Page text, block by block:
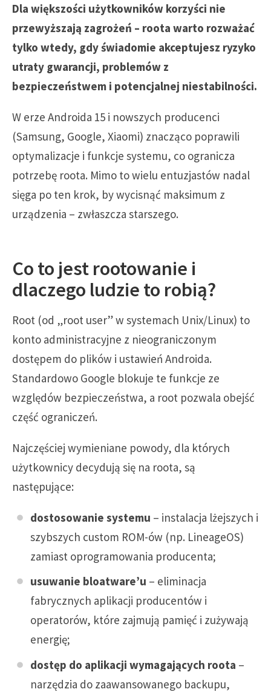
Dla większości użytkowników korzyści nie
przewyższają zagrożeń – roota warto rozważać
tylko wtedy, gdy świadomie akceptujesz ryzyko
utraty gwarancji, problemów z
bezpieczeństwem i potencjalnej niestabilności.
W erze Androida 15 i nowszych producenci
(Samsung, Google, Xiaomi) znacząco poprawili
optymalizacje i funkcje systemu, co ogranicza
potrzebę roota. Mimo to wielu entuzjastów nadal
sięga po ten krok, by wycisnąć maksimum z
urządzenia – zwłaszcza starszego.
Co to jest rootowanie i
dlaczego ludzie to robią?
Root (od „root user” w systemach Unix/Linux) to
konto administracyjne z nieograniczonym
dostępem do plików i ustawień Androida.
Standardowo Google blokuje te funkcje ze
względów bezpieczeństwa, a root pozwala obejść
część ograniczeń.
Najczęściej wymieniane powody, dla których
użytkownicy decydują się na roota, są
następujące:
dostosowanie systemu – instalacja lżejszych i
szybszych custom ROM-ów (np. LineageOS)
zamiast oprogramowania producenta;
usuwanie bloatware’u – eliminacja
fabrycznych aplikacji producentów i
operatorów, które zajmują pamięć i zużywają
energię;
dostęp do aplikacji wymagających roota –
narzędzia do zaawansowanego backupu,